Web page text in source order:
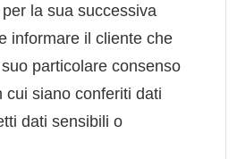
la sua successiva
informare il cliente che
particolare consenso
cui siano conferiti dati
dati sensibili o